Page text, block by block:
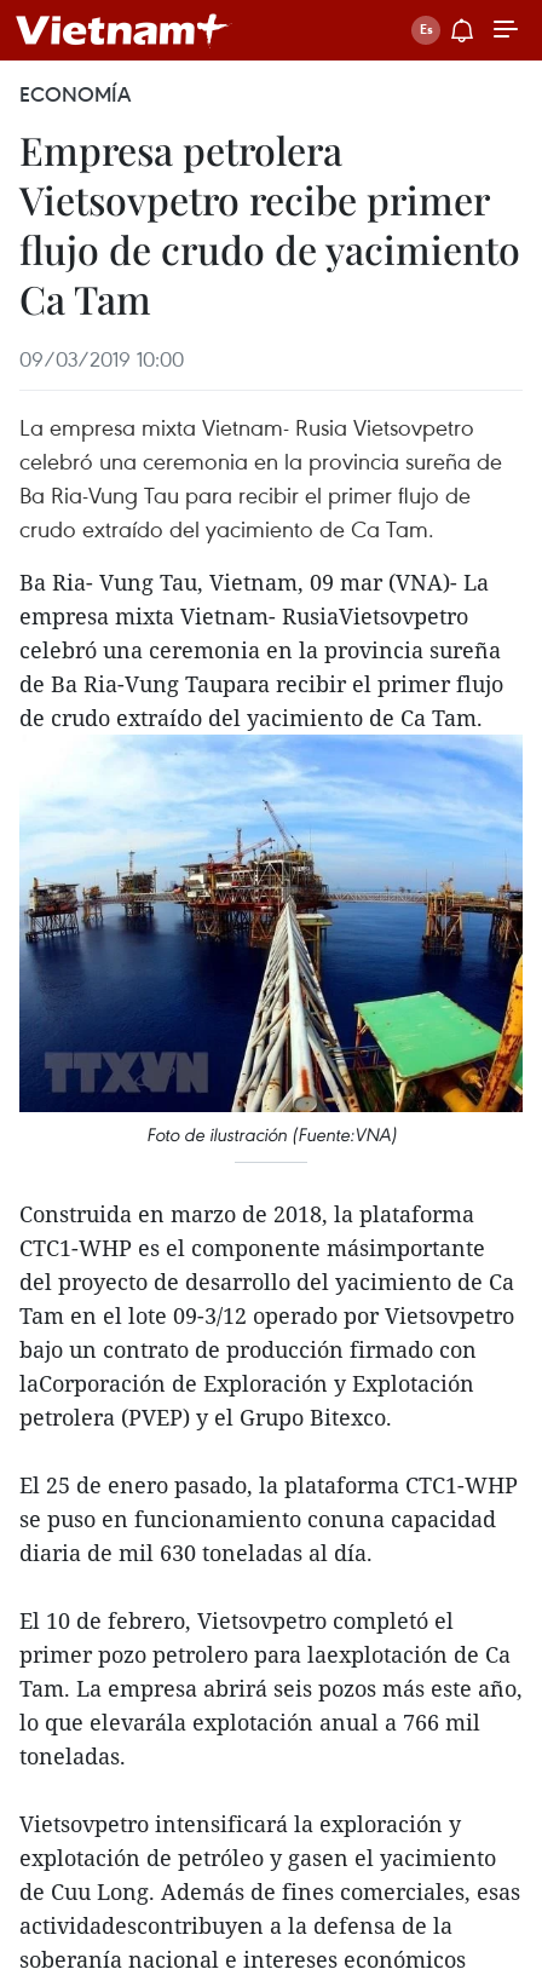
ECONOMÍA
Empresa petrolera
Vietsovpetro recibe primer
flujo de crudo de yacimiento
Ca Tam
09/03/2019 10:00
La empresa mixta Vietnam- Rusia Vietsovpetro
celebró una ceremonia en la provincia sureña de
Ba Ria-Vung Tau para recibir el primer flujo de
crudo extraído del yacimiento de Ca Tam.
Ba Ria- Vung Tau, Vietnam, 09 mar (VNA)- La
empresa mixta Vietnam- RusiaVietsovpetro
celebró una ceremonia en la provincia sureña
de Ba Ria-Vung Taupara recibir el primer flujo
de crudo extraído del yacimiento de Ca Tam.
Foto de ilustración (Fuente:VNA)
Construida en marzo de 2018, la plataforma
CTC1-WHP es el componente másimportante
del proyecto de desarrollo del yacimiento de Ca
Tam en el lote 09-3/12 operado por Vietsovpetro
bajo un contrato de producción firmado con
laCorporación de Exploración y Explotación
petrolera (PVEP) y el Grupo Bitexco.
El 25 de enero pasado, la plataforma CTC1-WHP
se puso en funcionamiento conuna capacidad
diaria de mil 630 toneladas al día.
El 10 de febrero, Vietsovpetro completó el
primer pozo petrolero para laexplotación de Ca
Tam. La empresa abrirá seis pozos más este año,
lo que elevarála explotación anual a 766 mil
toneladas.
Vietsovpetro intensificará la exploración y
explotación de petróleo y gasen el yacimiento
de Cuu Long. Además de fines comerciales, esas
actividadescontribuyen a la defensa de la
soberanía nacional e intereses económicos